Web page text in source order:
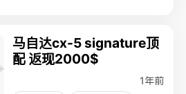
马自达cx-5 signature顶
配 返现2000$
1年前